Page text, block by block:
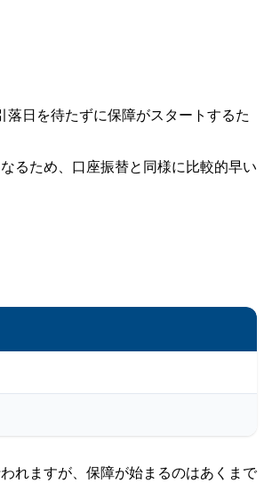
日を待たずに保障がスタートするた
るため、口座振替と同様に比較的早い
れますが、保障が始まるのはあくまで